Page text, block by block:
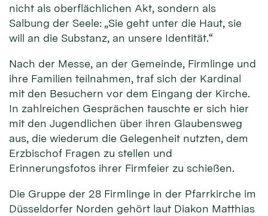
nicht als oberflächlichen Akt, sondern als
Salbung der Seele: „Sie geht unter die Haut, sie
will an die Substanz, an unsere Identität.“
Nach der Messe, an der Gemeinde, Firmlinge und
ihre Familien teilnahmen, traf sich der Kardinal
mit den Besuchern vor dem Eingang der Kirche.
In zahlreichen Gesprächen tauschte er sich hier
mit den Jugendlichen über ihren Glaubensweg
aus, die wiederum die Gelegenheit nutzten, dem
Erzbischof Fragen zu stellen und
Erinnerungsfotos ihrer Firmfeier zu schießen.
Die Gruppe der 28 Firmlinge in der Pfarrkirche im
Düsseldorfer Norden gehört laut Diakon Matthias